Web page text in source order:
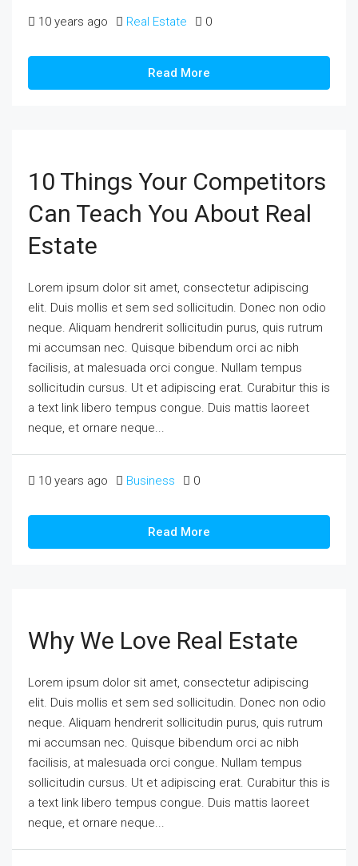
10 years ago Real Estate 0
Read More
10 Things Your Competitors
Can Teach You About Real
Estate
Lorem ipsum dolor sit amet, consectetur adipiscing
elit. Duis mollis et sem sed sollicitudin. Donec non odio
neque. Aliquam hendrerit sollicitudin purus, quis rutrum
mi accumsan nec. Quisque bibendum orci ac nibh
facilisis, at malesuada orci congue. Nullam tempus
sollicitudin cursus. Ut et adipiscing erat. Curabitur this is
a text link libero tempus congue. Duis mattis laoreet
neque, et ornare neque...
10 years ago Business 0
Read More
Why We Love Real Estate
Lorem ipsum dolor sit amet, consectetur adipiscing
elit. Duis mollis et sem sed sollicitudin. Donec non odio
neque. Aliquam hendrerit sollicitudin purus, quis rutrum
mi accumsan nec. Quisque bibendum orci ac nibh
facilisis, at malesuada orci congue. Nullam tempus
sollicitudin cursus. Ut et adipiscing erat. Curabitur this is
a text link libero tempus congue. Duis mattis laoreet
neque, et ornare neque...